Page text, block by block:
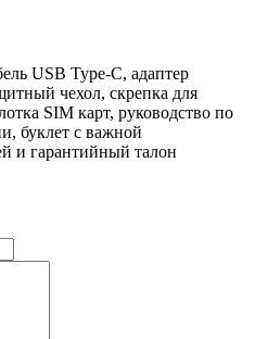
USB Type-C, адаптер
чехол, скрепка для
SIM карт, руководство по
буклет с важной
и гарантийный талон